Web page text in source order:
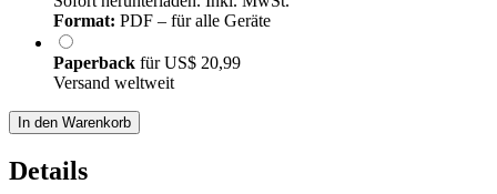
Format: PDF – für alle Geräte
Paperback fürUS$ 20,99
Versand weltweit
In den Warenkorb
Details